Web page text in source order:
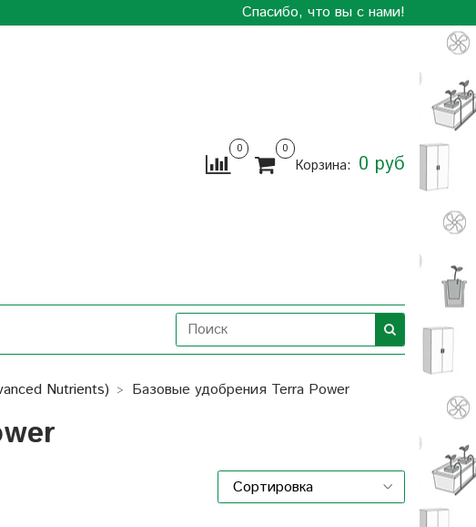
Спасибо, что вы с нами!
0 0
Корзина: 0 руб
Nutrients) Базовые удобрения Terra Power